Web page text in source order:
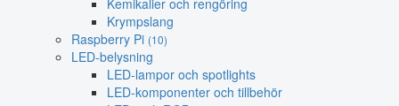
Krympslang
Raspberry Pi (10)
LED-belysning
LED-lampor och spotlights
LED-komponenter och tillbehör